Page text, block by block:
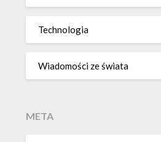
Technologia
Wiadomości ze świata
META